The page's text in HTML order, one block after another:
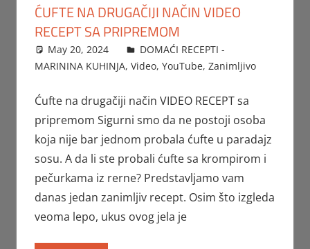
ĆUFTE NA DRUGAČIJI NAČIN VIDEO
RECEPT SA PRIPREMOM
May 20, 2024 FTorgAdmin
DOMAĆI RECEPTI -
MARININA KUHINJA, Video, YouTube, Zanimljivo
Ćufte na drugačiji način VIDEO RECEPT sa
pripremom Sigurni smo da ne postoji osoba
koja nije bar jednom probala ćufte u paradajz
sosu. A da li ste probali ćufte sa krompirom i
pečurkama iz rerne? Predstavljamo vam
danas jedan zanimljiv recept. Osim što izgleda
veoma lepo, ukus ovog jela je